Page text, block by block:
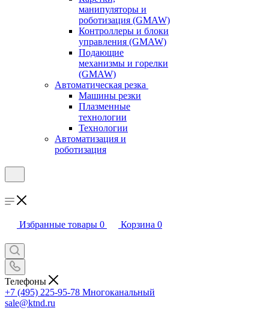
манипуляторы и
роботизация (GMAW)
Контроллеры и блоки
управления (GMAW)
Подающие
механизмы и горелки
(GMAW)
Автоматическая резка
Машины резки
Плазменные
технологии
Технологии
Автоматизация и
роботизация
Избранные товары 0 Корзина 0
Телефоны
+7 (495) 225-95-78 Многоканальный
sale@ktnd.ru